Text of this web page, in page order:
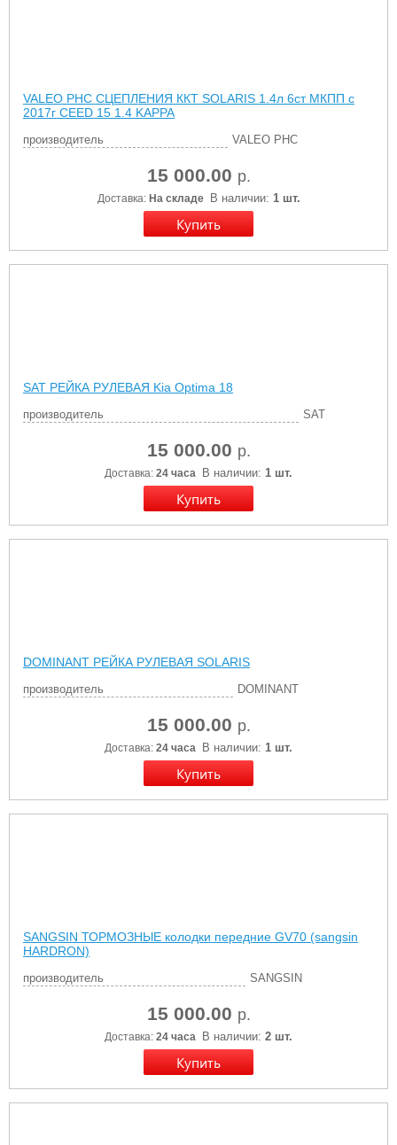
VALEO PHC СЦЕПЛЕНИЯ ККТ SOLARIS 1.4л 6ст МКПП c
2017г CEED 15 1.4 KAPPA
производитель VALEO PHC
15 000.00 р.
Доставка: На складе В наличии: 1 шт.
SAT РЕЙКА РУЛЕВАЯ Kia Optima 18
производитель SAT
15 000.00 р.
Доставка: 24 часа В наличии: 1 шт.
DOMINANT РЕЙКА РУЛЕВАЯ SOLARIS
производитель DOMINANT
15 000.00 р.
Доставка: 24 часа В наличии: 1 шт.
SANGSIN ТОРМОЗНЫЕ колодки передние GV70 (sangsin
HARDRON)
производитель SANGSIN
15 000.00 р.
Доставка: 24 часа В наличии: 2 шт.